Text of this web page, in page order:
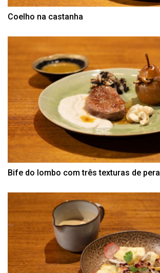
Coelho na castanha
Bife do lombo com três texturas de pera